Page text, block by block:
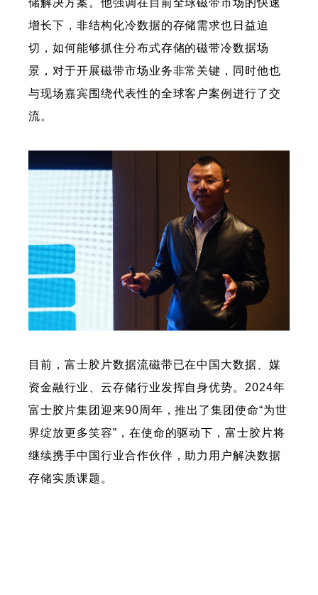
储解决方案。他强调在目前全球磁带市场的快速
增长下，非结构化冷数据的存储需求也日益迫
切，如何能够抓住分布式存储的磁带冷数据场
景，对于开展磁带市场业务非常关键，同时他也
与现场嘉宾围绕代表性的全球客户案例进行了交
流。
目前，富士胶片数据流磁带已在中国大数据、媒
资金融行业、云存储行业发挥自身优势。2024年
富士胶片集团迎来90周年，推出了集团使命“为世
界绽放更多笑容”，在使命的驱动下，富士胶片将
继续携手中国行业合作伙伴，助力用户解决数据
存储实质课题。